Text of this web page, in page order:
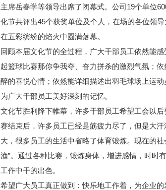
主席岳春学等领导出席了闭幕式。公司19个单位
化节共评出45个获奖单位及个人，在场的各位领
在五彩缤纷的焰火中圆满落幕。
回顾本届文化节的全过程，广大干部员工依然能
起篮球比赛那你争我夺、奋力拼杀的激烈气氛；
醉的喜悦心情；依然能详细描述出羽毛球场上运动
为广大干部员工美好深刻的记忆。
文化节胜利降下帷幕，许多干部员工希望工会以
赛结束后，许多员工已经是筋疲力尽了，但是大
大，很多员工的生活中省略了体育锻炼。现在的
渔”。通过各种比赛，锻炼身体，增进感情，时时
工作中干的出色。
希望广大员工真正做到：快乐地工作着，为企业的